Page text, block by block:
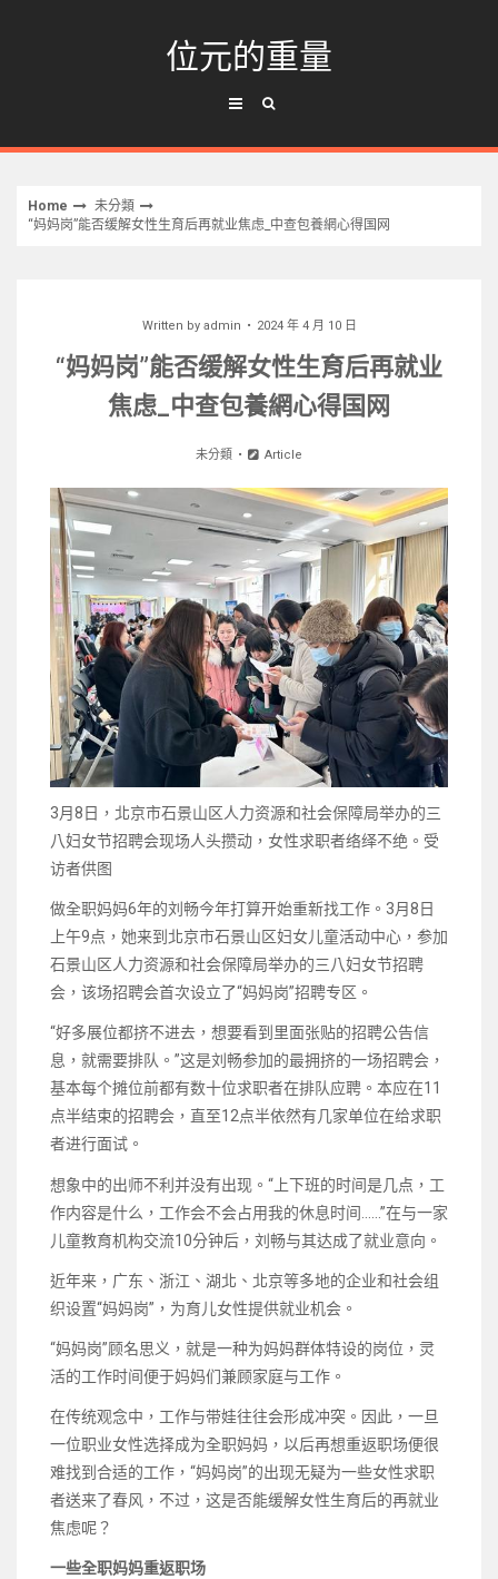
位元的重量
Home
未分類
“妈妈岗”能否缓解女性生育后再就业焦虑_中查包養網心得国网
Written by admin 2024 年 4 月 10 日
“妈妈岗”能否缓解女性生育后再就业
焦虑_中查包養網心得国网
未分類 Article
3月8日，北京市石景山区人力资源和社会保障局举办的三
八妇女节招聘会现场人头攒动，女性求职者络绎不绝。受
访者供图
做全职妈妈6年的刘畅今年打算开始重新找工作。3月8日
上午9点，她来到北京市石景山区妇女儿童活动中心，参加
石景山区人力资源和社会保障局举办的三八妇女节招聘
会，该场招聘会首次设立了“妈妈岗”招聘专区。
“好多展位都挤不进去，想要看到里面张贴的招聘公告信
息，就需要排队。”这是刘畅参加的最拥挤的一场招聘会，
基本每个摊位前都有数十位求职者在排队应聘。本应在11
点半结束的招聘会，直至12点半依然有几家单位在给求职
者进行面试。
想象中的出师不利并没有出现。“上下班的时间是几点，工
作内容是什么，工作会不会占用我的休息时间……”在与一家
儿童教育机构交流10分钟后，刘畅与其达成了就业意向。
近年来，广东、浙江、湖北、北京等多地的企业和社会组
织设置“妈妈岗”，为育儿女性提供就业机会。
“妈妈岗”顾名思义，就是一种为妈妈群体特设的岗位，灵
活的工作时间便于妈妈们兼顾家庭与工作。
在传统观念中，工作与带娃往往会形成冲突。因此，一旦
一位职业女性选择成为全职妈妈，以后再想重返职场便很
难找到合适的工作，“妈妈岗”的出现无疑为一些女性求职
者送来了春风，不过，这是否能缓解女性生育后的再就业
焦虑呢？
一些全职妈妈重返职场